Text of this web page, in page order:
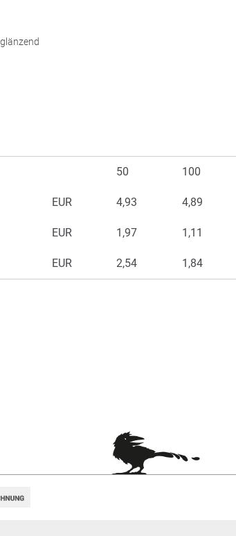
50 100
EUR 4,93 4,89
EUR 1,97 1,11
EUR 2,54 1,84